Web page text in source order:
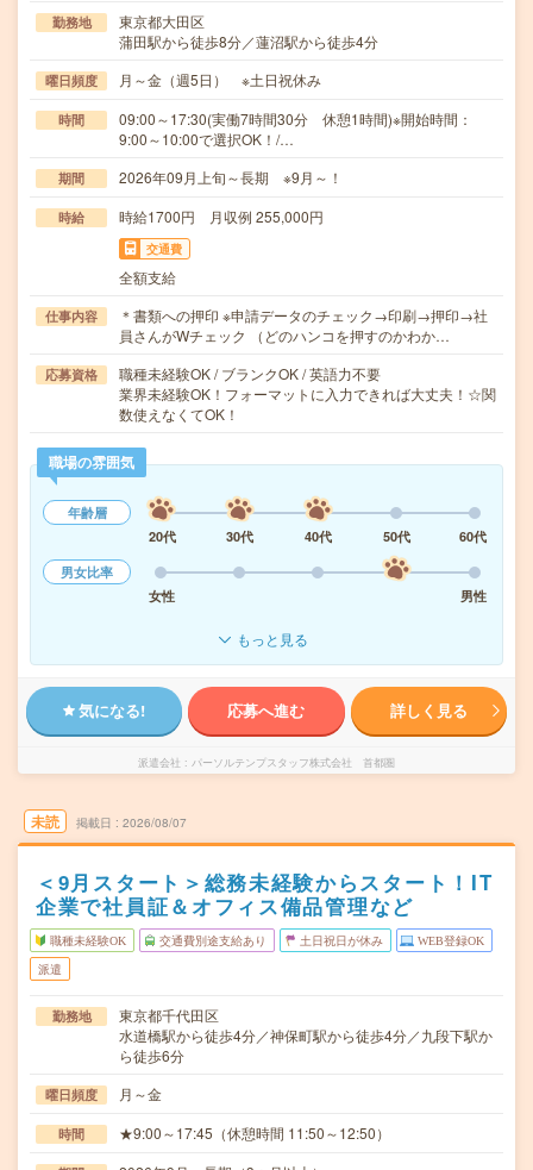
勤務地
東京都大田区
蒲田駅から徒歩8分／蓮沼駅から徒歩4分
曜日頻度 月～金（週5日） ※土日祝休み
時間
09:00～17:30(実働7時間30分 休憩1時間)※開始時間：
9:00～10:00で選択OK！/…
期間 2026年09月上旬～長期 ※9月～！
時給 時給1700円 月収例 255,000円
交通費
全額支給
仕事内容
＊書類への押印 ※申請データのチェック→印刷→押印→社
員さんがWチェック （どのハンコを押すのかわか…
応募資格
職種未経験OK / ブランクOK / 英語力不要
業界未経験OK！フォーマットに入力できれば大丈夫！☆関
数使えなくてOK！
職場の雰囲気
年齢層
20代
30代 40代 50代
60代
男女比率
女性
男性
もっと見る
気になる! 応募へ進む 詳しく見る
派遣会社 パーソルテンプスタッフ株式会社 首都圏
未読 掲載日 2026/08/07
＜9月スタート＞総務未経験からスタート！IT
企業で社員証＆オフィス備品管理など
職種未経験OK 交通費別途支給あり 土日祝日が休み WEB登録OK
派遣
勤務地
東京都千代田区
水道橋駅から徒歩4分／神保町駅から徒歩4分／九段下駅か
ら徒歩6分
曜日頻度 月～金
時間 ★9:00～17:45（休憩時間 11:50～12:50）